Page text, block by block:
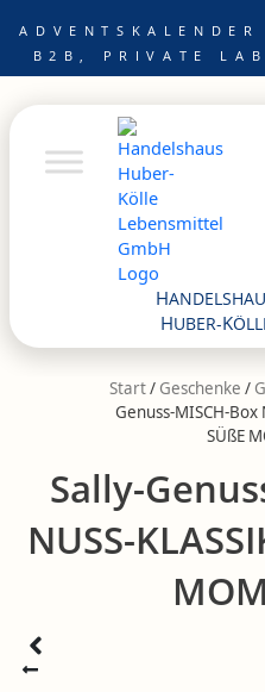
Inhalt
springenB2B, PRIVATE
H
HUBER-K
Start/ Geschenke /
Genuss-MISCH-Box
SÜßE
Sally-
NUSS-